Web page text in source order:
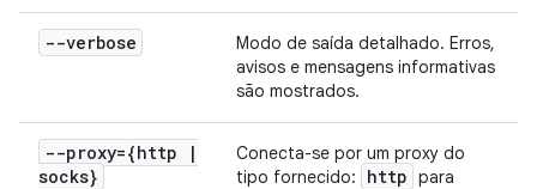
--verbose
Modo de saída detalhado. Erros,
avisos e mensagens informativas
são mostrados.
--proxy={http
|
socks}
Conecta-se por um proxy do
tipo fornecido:
http para